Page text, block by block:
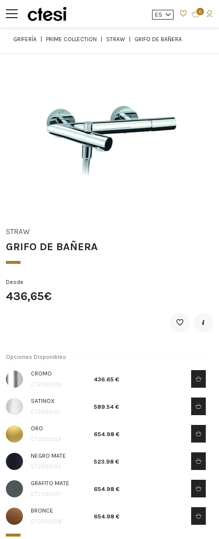
ES 0
GRIFERÍA PRIME COLLECTION STRAW GRIFO DE BAÑERA
STRAW
GRIFO DE BAÑERA
Desde
436,65€
Opciones Disponibles:
CROMO
CT2500120
436.65 €
SATINOX
CT2500121
589.54 €
ORO
CT2500122
654.98 €
NEGRO MATE
CT2500125
523.98 €
GRAFITO MATE
CT2500127
654.98 €
BRONCE
CT2500128
654.98 €